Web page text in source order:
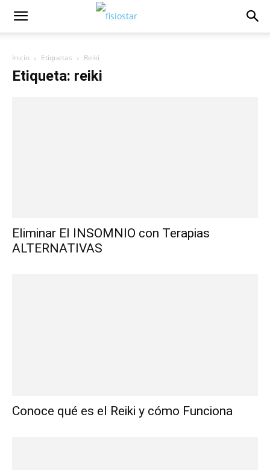
Inicio Etiquetas Reiki
Etiqueta: reiki
Eliminar El INSOMNIO con Terapias
ALTERNATIVAS
Conoce qué es el Reiki y cómo Funciona